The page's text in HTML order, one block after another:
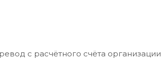
с расчётного счёта